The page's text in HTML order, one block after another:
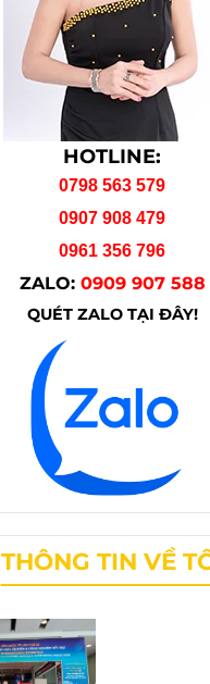
HOTLINE:
0798 563 579
0907 908 479
0961 356 796
ZALO: 0909 907 588
QUÉT ZALO TẠI ĐÂY!
THÔNG TIN VỀ